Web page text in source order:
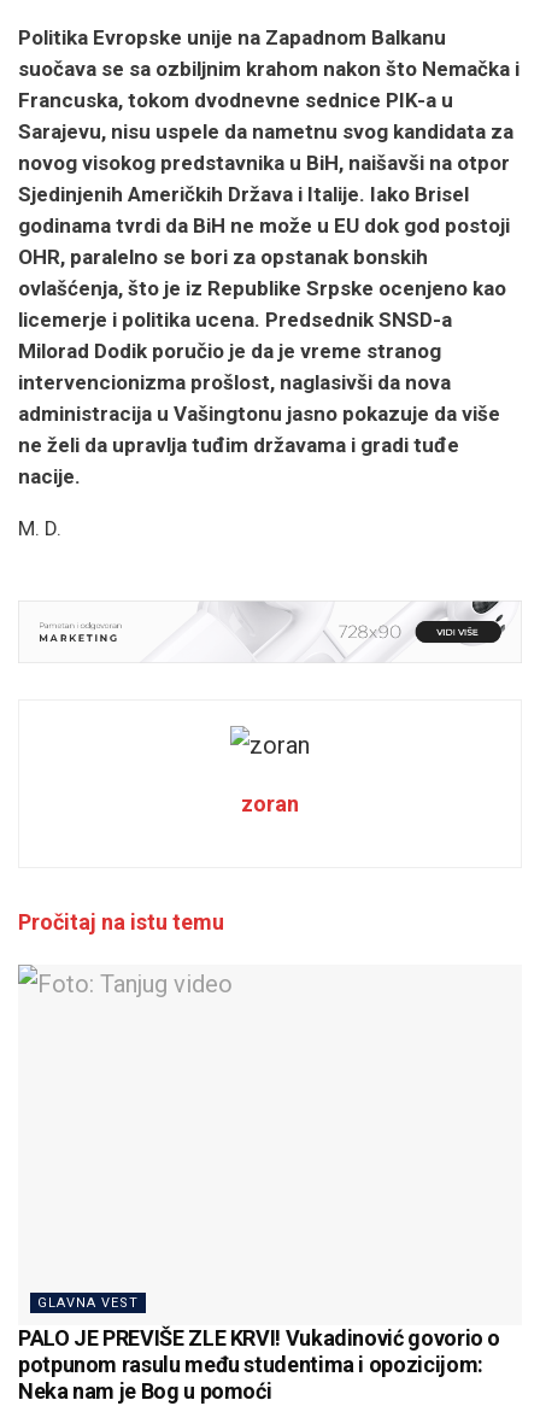
Politika Evropske unije na Zapadnom Balkanu
suočava se sa ozbiljnim krahom nakon što Nemačka i
Francuska, tokom dvodnevne sednice PIK-a u
Sarajevu, nisu uspele da nametnu svog kandidata za
novog visokog predstavnika u BiH, naišavši na otpor
Sjedinjenih Američkih Država i Italije. Iako Brisel
godinama tvrdi da BiH ne može u EU dok god postoji
OHR, paralelno se bori za opstanak bonskih
ovlašćenja, što je iz Republike Srpske ocenjeno kao
licemerje i politika ucena. Predsednik SNSD-a
Milorad Dodik poručio je da je vreme stranog
intervencionizma prošlost, naglasivši da nova
administracija u Vašingtonu jasno pokazuje da više
ne želi da upravlja tuđim državama i gradi tuđe
nacije.
M. D.
zoran
Pročitaj na istu temu
GLAVNA VEST
PALO JE PREVIŠE ZLE KRVI! Vukadinović govorio o
potpunom rasulu među studentima i opozicijom:
Neka nam je Bog u pomoći